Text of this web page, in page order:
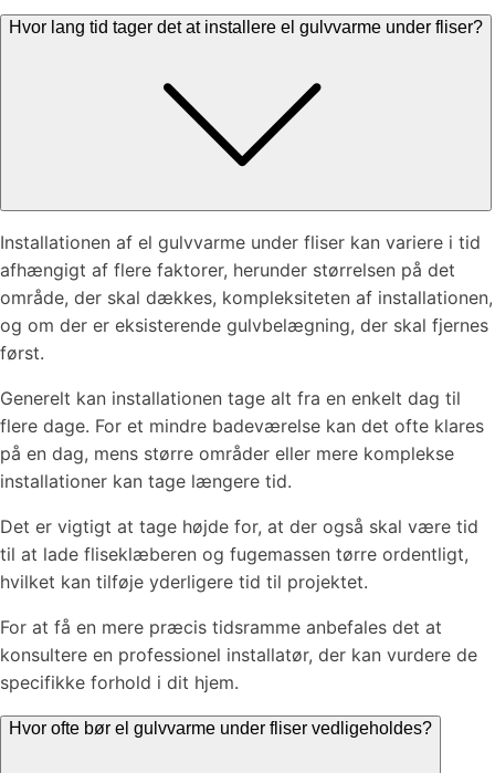
Hvor lang tid tager det at installere el gulvvarme under fliser?
Installationen af el gulvvarme under fliser kan variere i tid
afhængigt af flere faktorer, herunder størrelsen på det
område, der skal dækkes, kompleksiteten af installationen,
og om der er eksisterende gulvbelægning, der skal fjernes
først.
Generelt kan installationen tage alt fra en enkelt dag til
flere dage. For et mindre badeværelse kan det ofte klares
på en dag, mens større områder eller mere komplekse
installationer kan tage længere tid.
Det er vigtigt at tage højde for, at der også skal være tid
til at lade fliseklæberen og fugemassen tørre ordentligt,
hvilket kan tilføje yderligere tid til projektet.
For at få en mere præcis tidsramme anbefales det at
konsultere en professionel installatør, der kan vurdere de
specifikke forhold i dit hjem.
Hvor ofte bør el gulvvarme under fliser vedligeholdes?